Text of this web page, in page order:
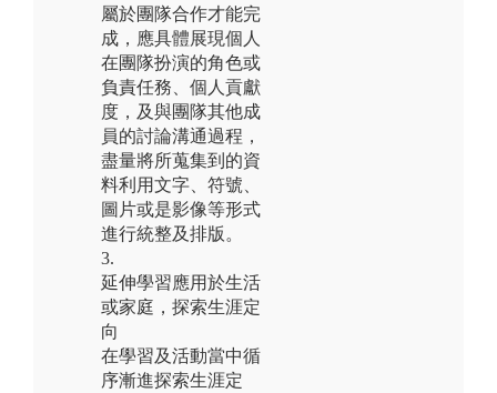
屬於團隊合作才能完
成，應具體展現個人
在團隊扮演的角色或
負責任務、個人貢獻
度，及與團隊其他成
員的討論溝通過程，
盡量將所蒐集到的資
料利用文字、符號、
圖片或是影像等形式
進行統整及排版。
3.
延伸學習應用於生活
或家庭，探索生涯定
向
在學習及活動當中循
序漸進探索生涯定